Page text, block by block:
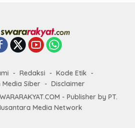
Redaksi
Kode Etik
Siber
Disclaimer
- Publisher by PT.
Media Network